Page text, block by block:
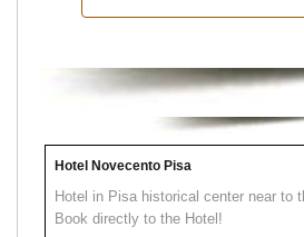
Hotel Novecento Pisa
Hotel in Pisa historical center near to
Book directly to the Hotel!